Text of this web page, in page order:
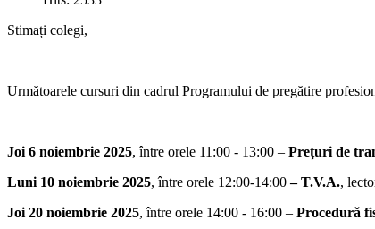
Stimați colegi,
Următoarele cursuri din cadrul Programului de pregătire
Joi 6 noiembrie 2025, între orele 11:00 - 13:00 – Prețuri de
Luni 10 noiembrie 2025, între orele 12:00-14:00– T.V.A.,
Joi 20 noiembrie 2025, între orele 14:00 - 16:00 – Procedură